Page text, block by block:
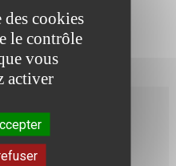
cookies
le contrôle
vous
activer